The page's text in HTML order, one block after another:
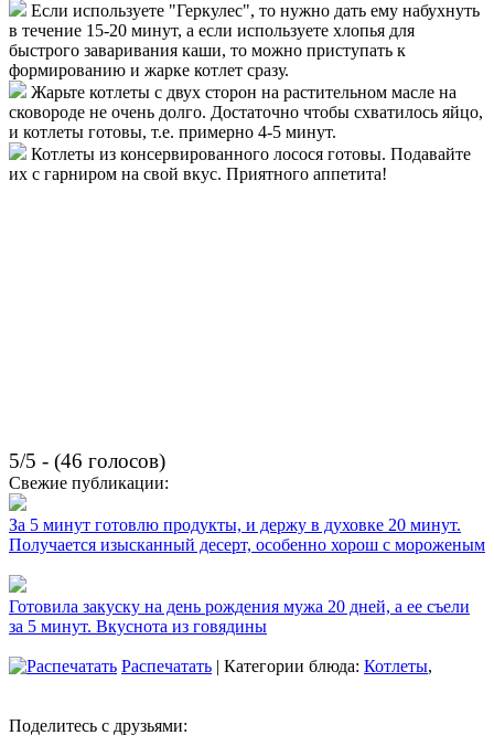
Если используете "Геркулес", то нужно дать ему набухнуть
в течение 15-20 минут, а если используете хлопья для
быстрого заваривания каши, то можно приступать к
формированию и жарке котлет сразу.
Жарьте котлеты с двух сторон на растительном масле на
сковороде не очень долго. Достаточно чтобы схватилось яйцо,
и котлеты готовы, т.е. примерно 4-5 минут.
Котлеты из консервированного лосося готовы. Подавайте
их с гарниром на свой вкус. Приятного аппетита!
5/5 - (46 голосов)
Свежие публикации:
За 5 минут готовлю продукты, и держу в духовке 20 минут.
Получается изысканный десерт, особенно хорош с мороженым
Готовила закуску на день рождения мужа 20 дней, а ее съели
за 5 минут. Вкуснота из говядины
Распечатать | Категории блюда: Котлеты,
Поделитесь с друзьями: